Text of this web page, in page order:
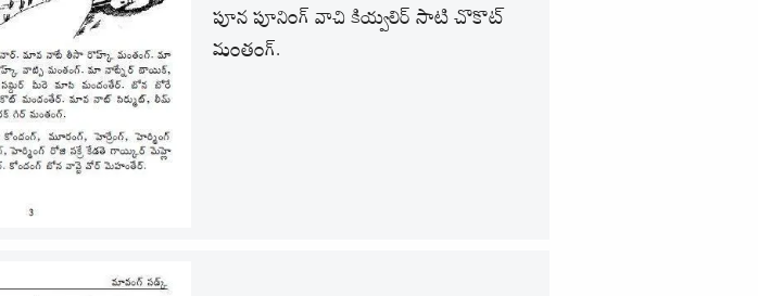
పూన పూనింగ్ వాచి కియ్వలిర్ సాటి చొకొట్
మంతంగ్.